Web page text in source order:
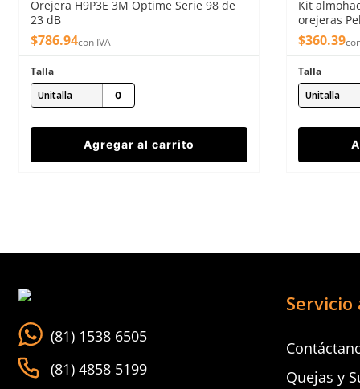
Enviar comentario
Orejera H9P3E 3M Optime Serie 98 de
23 dB
$786.94con IVA
Talla
Unitalla
Agregar al carrito
Kit
orejeras
$360.39
Talla
Unitalla
(81) 1538 6505
(81) 4858 5199
Servicio
Quejas y